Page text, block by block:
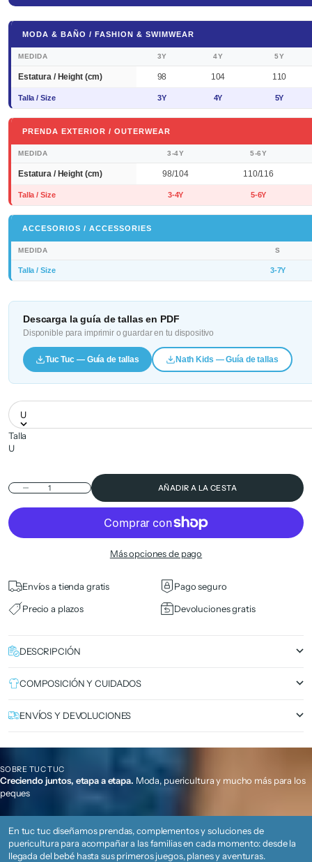
MODA & BAÑO / FASHION & SWIMWEAR
MEDIDA 3Y 4Y 5Y
Estatura / Height (cm) 98 104 110
Talla / Size 3Y 4Y 5Y
PRENDA EXTERIOR / OUTERWEAR
MEDIDA 3-4Y 5-6Y
Estatura / Height (cm) 98/104 110/116
Talla / Size 3-4Y 5-6Y
ACCESORIOS / ACCESSORIES
MEDIDA S
Talla / Size 3-7Y
Descarga la guía de tallas en PDF
Disponible para imprimir o guardar en tu dispositivo
Tuc Tuc — Guía de tallas Nath Kids — Guía de tallas
U
Talla
U
Reducir cantidad AÑADIR A LA CESTA
Más opciones de pago
Envíos a tienda gratis
Pago seguro
Precio a plazos
Devoluciones gratis
DESCRIPCIÓN
COMPOSICIÓN Y CUIDADOS
ENVÍOS Y DEVOLUCIONES
SOBRE TUC TUC
Creciendo juntos, etapa a etapa. Moda, puericultura y mucho más para los
peques
En tuc tuc diseñamos prendas, complementos y soluciones de
puericultura para acompañar a las familias en cada momento: desde la
llegada del bebé hasta sus primeros juegos, planes y aventuras.